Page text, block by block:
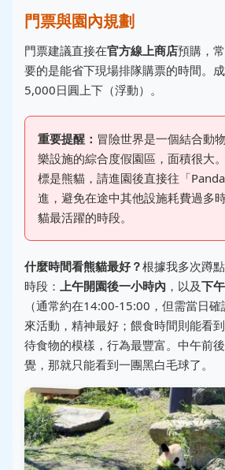
門票與園內規劃
門票建議直接在官方線上商店預購，
要的是能省下現場排隊購票的時間。
5,000日圓上下（浮動）。
重要提醒： 冒險世界是一個結合動
樂設施的綜合度假園區，面積很大
標是熊貓，請進園後直接往「
進，避免在途中其他設施耗費過多
貓最活躍的時段。
什麼時間看熊貓最好？根據我多次蹲
時段： 上午開園後一小時內 ，以及下
（通常約在14:00-15:00，但需當日
來活動，精神最好；餵食時間則能看
待食物的模樣，行為最豐富。中午前
覺，那就只能看到一團黑白毛球了。